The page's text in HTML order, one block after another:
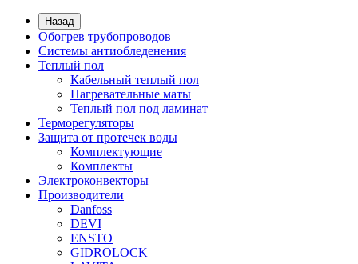
Назад
Обогрев трубопроводов
Системы антиобледенения
Теплый пол
Кабельный теплый пол
Нагревательные маты
Теплый пол под ламинат
Терморегуляторы
Защита от протечек воды
Комплектующие
Комплекты
Электроконвекторы
Производители
Danfoss
DEVI
ENSTO
GIDROLOCK